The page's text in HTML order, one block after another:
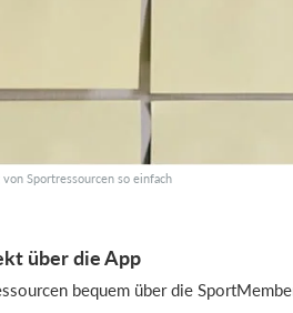
Sportressourcen so einfach
über die App
bequem über die